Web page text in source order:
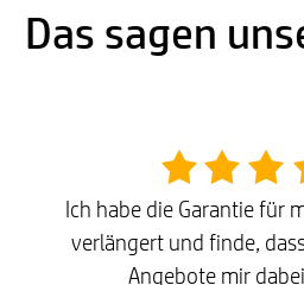
Das sagen
Ich habe die Garantie für
verlängert und finde,
Angebote mir